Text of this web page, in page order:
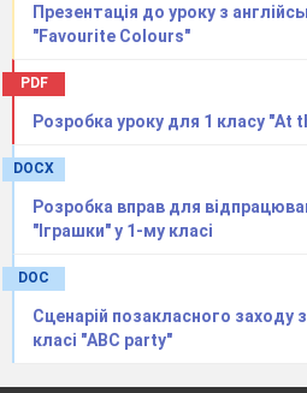
Презентація до уроку з
"Favourite Colours"
PDF
Розробка уроку для 1 класу "At
DOCX
Розробка вправ для
"Іграшки" у 1-му класі
DOC
Сценарій позакласного заходу з
класі "ABC party"